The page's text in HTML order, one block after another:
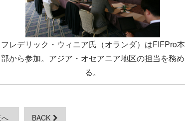
フレデリック・ウィニア氏（オランダ）はFIFPro本
部から参加。アジア・オセアニア地区の担当を務め
る。
BACK